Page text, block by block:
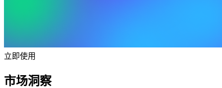
立即使用
市场洞察